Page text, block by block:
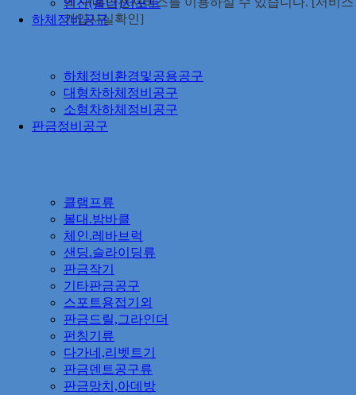
엔진(홀더)서포트
하체정비공구
하체정비환경및공용공구
대형차하체정비공구
소형차하체정비공구
판금정비공구
클램프류
볼대.밤바클
체인.레바브럭
샌딩.슬라이딩류
판금작기
기타판금공구
스포트용접기외
판금드릴,그라인더
펀칭기류
다가네,리벳트기
판금덴트공구류
판금망치,아데방
가입사실확인]